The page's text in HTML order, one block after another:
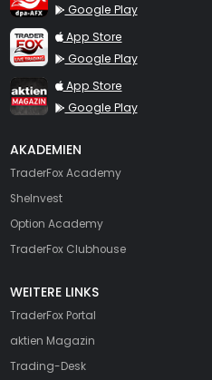
Google Play
TraderFox Live Trading
App Store
Google Play
TraderFox aktien Magazin
App Store
Google Play
AKADEMIEN
TraderFox Academy
SheInvest
Option Academy
TraderFox Clubhouse
WEITERE LINKS
TraderFox Portal
aktien Magazin
Trading-Desk